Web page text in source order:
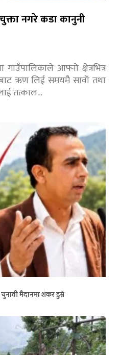
नगरे कडा कानुनी
आफ्नो क्षेत्रभित्र
ऋण लिई समयमै सावाँ तथा
तत्काल…
मैदानमा शंकर डुम्रे